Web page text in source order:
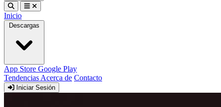
Inicio
Descargas
App Store Google Play
Tendencias Acerca de Contacto
Iniciar Sesión